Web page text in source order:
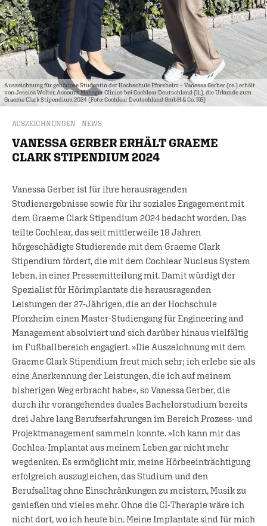
Auszeichnung für gehörlose Studentin der Hochschule Pforzheim – Vanessa Gerber (re.) erhält
von Jessica Wolter, Account Manager Clinics bei Cochlear Deutschland (li.), die Urkunde zum
Graeme Clark Stipendium 2024 (Foto: Cochlear Deutschland GmbH & Co. KG)
AUSZEICHNUNGEN NEWS
VANESSA GERBER ERHÄLT GRAEME
CLARK STIPENDIUM 2024
Vanessa Gerber ist für ihre herausragenden
Studienergebnisse sowie für ihr soziales Engagement mit
dem Graeme Clark Stipendium 2024 bedacht worden. Das
teilte Cochlear, das seit mittlerweile 18 Jahren
hörgeschädigte Studierende mit dem Graeme Clark
Stipendium fördert, die mit dem Cochlear Nucleus System
leben, in einer Pressemitteilung mit. Damit würdigt der
Spezialist für Hörimplantate die herausragenden
Leistungen der 27-Jährigen, die an der Hochschule
Pforzheim einen Master-Studiengang für Engineering and
Management absolviert und sich darüber hinaus vielfältig
im Fußballbereich engagiert. »Die Auszeichnung mit dem
Graeme Clark Stipendium freut mich sehr; ich erlebe sie als
eine Anerkennung der Leistungen, die ich auf meinem
bisherigen Weg erbracht habe«, so Vanessa Gerber, die
durch ihr vorangehendes duales Bachelorstudium bereits
drei Jahre lang Berufserfahrungen im Bereich Prozess- und
Projektmanagement sammeln konnte. »Ich kann mir das
Cochlea-Implantat aus meinem Leben gar nicht mehr
wegdenken. Es ermöglicht mir, meine Hörbeeinträchtigung
erfolgreich auszugleichen, das Studium und den
Berufsalltag ohne Einschränkungen zu meistern, Musik zu
genießen und vieles mehr. Ohne die CI-Therapie wäre ich
nicht dort, wo ich heute bin. Meine Implantate sind für mich